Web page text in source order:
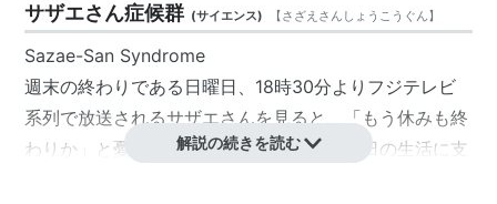
サザエさん症候群 (サイエンス) 【さざえさんしょうこうぐん】
Sazae-San Syndrome
週末の終わりである日曜日、18時30分よりフジテレビ
系列で放送されるサザエさんを見ると、「もう休みも終
わりか」と憂鬱になってしまう現象。月曜日の生活に支
解説の続きを読む